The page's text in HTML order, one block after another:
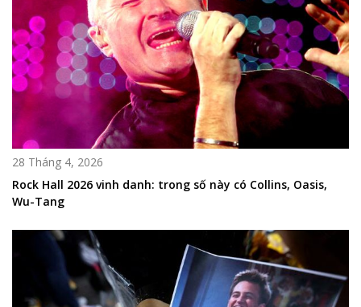
28 Tháng 4, 2026
Rock Hall 2026 vinh danh: trong số này có Collins, Oasis,
Wu-Tang